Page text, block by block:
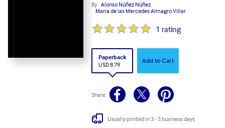
By Alonso Núñez Núñez
Maria de las Mercedes Almagro Villar
1 rating
Paperback
USD 8.79
Add to Cart
Share
Usually printed in 3 - 5 business days